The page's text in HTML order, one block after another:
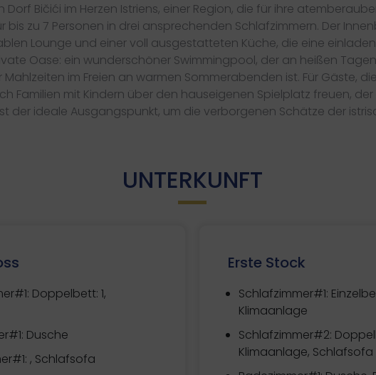
Dorf Bičići im Herzen Istriens, einer Region, die für ihre
bis zu 7 Personen in drei ansprechenden Schlafzimmern. Der
Lounge und einer voll ausgestatteten Küche, die eine
Oase: ein wunderschöner Swimmingpool, der an heißen
im Freien an warmen Sommerabenden ist. Für Gäste,
Familien mit Kindern über den hauseigenen Spielplatz freuen,
der ideale Ausgangspunkt, um die verborgenen Schätze der
UNTERKUNFT
Doppelbett: 1,
Dusche
, Schlafsofa
Erste Stock
Schlafzimmer#1:
Klimaanlage
Schlafzimmer#2:
Klimaanlage, Schlafsofa